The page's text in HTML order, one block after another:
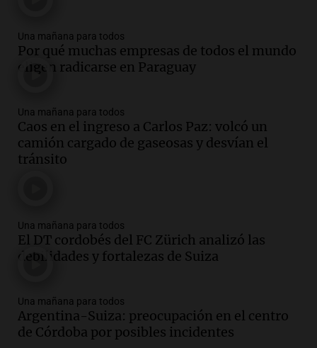
Una mañana para todos
Por qué muchas empresas de todos el mundo
eligen radicarse en Paraguay
Una mañana para todos
Caos en el ingreso a Carlos Paz: volcó un
camión cargado de gaseosas y desvían el
tránsito
Una mañana para todos
El DT cordobés del FC Zürich analizó las
debilidades y fortalezas de Suiza
Una mañana para todos
Argentina-Suiza: preocupación en el centro
de Córdoba por posibles incidentes